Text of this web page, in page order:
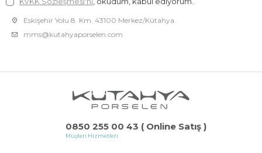
0850 255 00 43 ( Online Satış )
Müşteri Hizmetleri
Eskişehir Yolu 8. Km. 43100 Merkez/Kütahya
mms@kutahyaporselen.com